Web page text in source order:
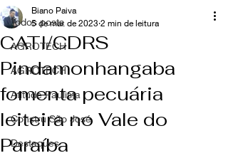
Todos posts
AGROTECH
AGROTECH
Atitude Paulista
Constru São José
Destaques
CATI/CDRS
Pindamonhangaba
fomenta pecuária
leiteira no Vale do
Paraíba
Biano Paiva
5 de mar. de 2023 2 min de leitura